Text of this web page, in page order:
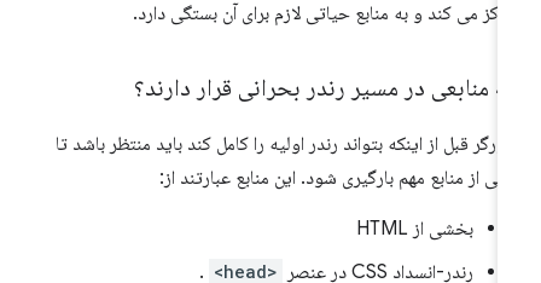
می کند و به منابع حیاتی لازم برای آن بستگی دارد.
منابعی در مسیر رندر بحرانی قرار دارند؟
قبل از اینکه بتواند رندر اولیه را کامل کند باید منتظر باشد تا
از منابع مهم بارگیری شود. این منابع عبارتند از:
بخشی از HTML
رندر-انسداد CSS در عنصر
<head>
.